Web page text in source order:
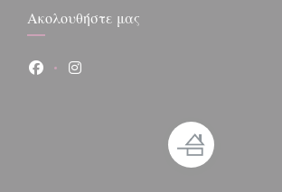
Ακολουθήστε μας
Facebook ((ανοίγει σε νέο
Instagram ((ανοίγει σε νέο